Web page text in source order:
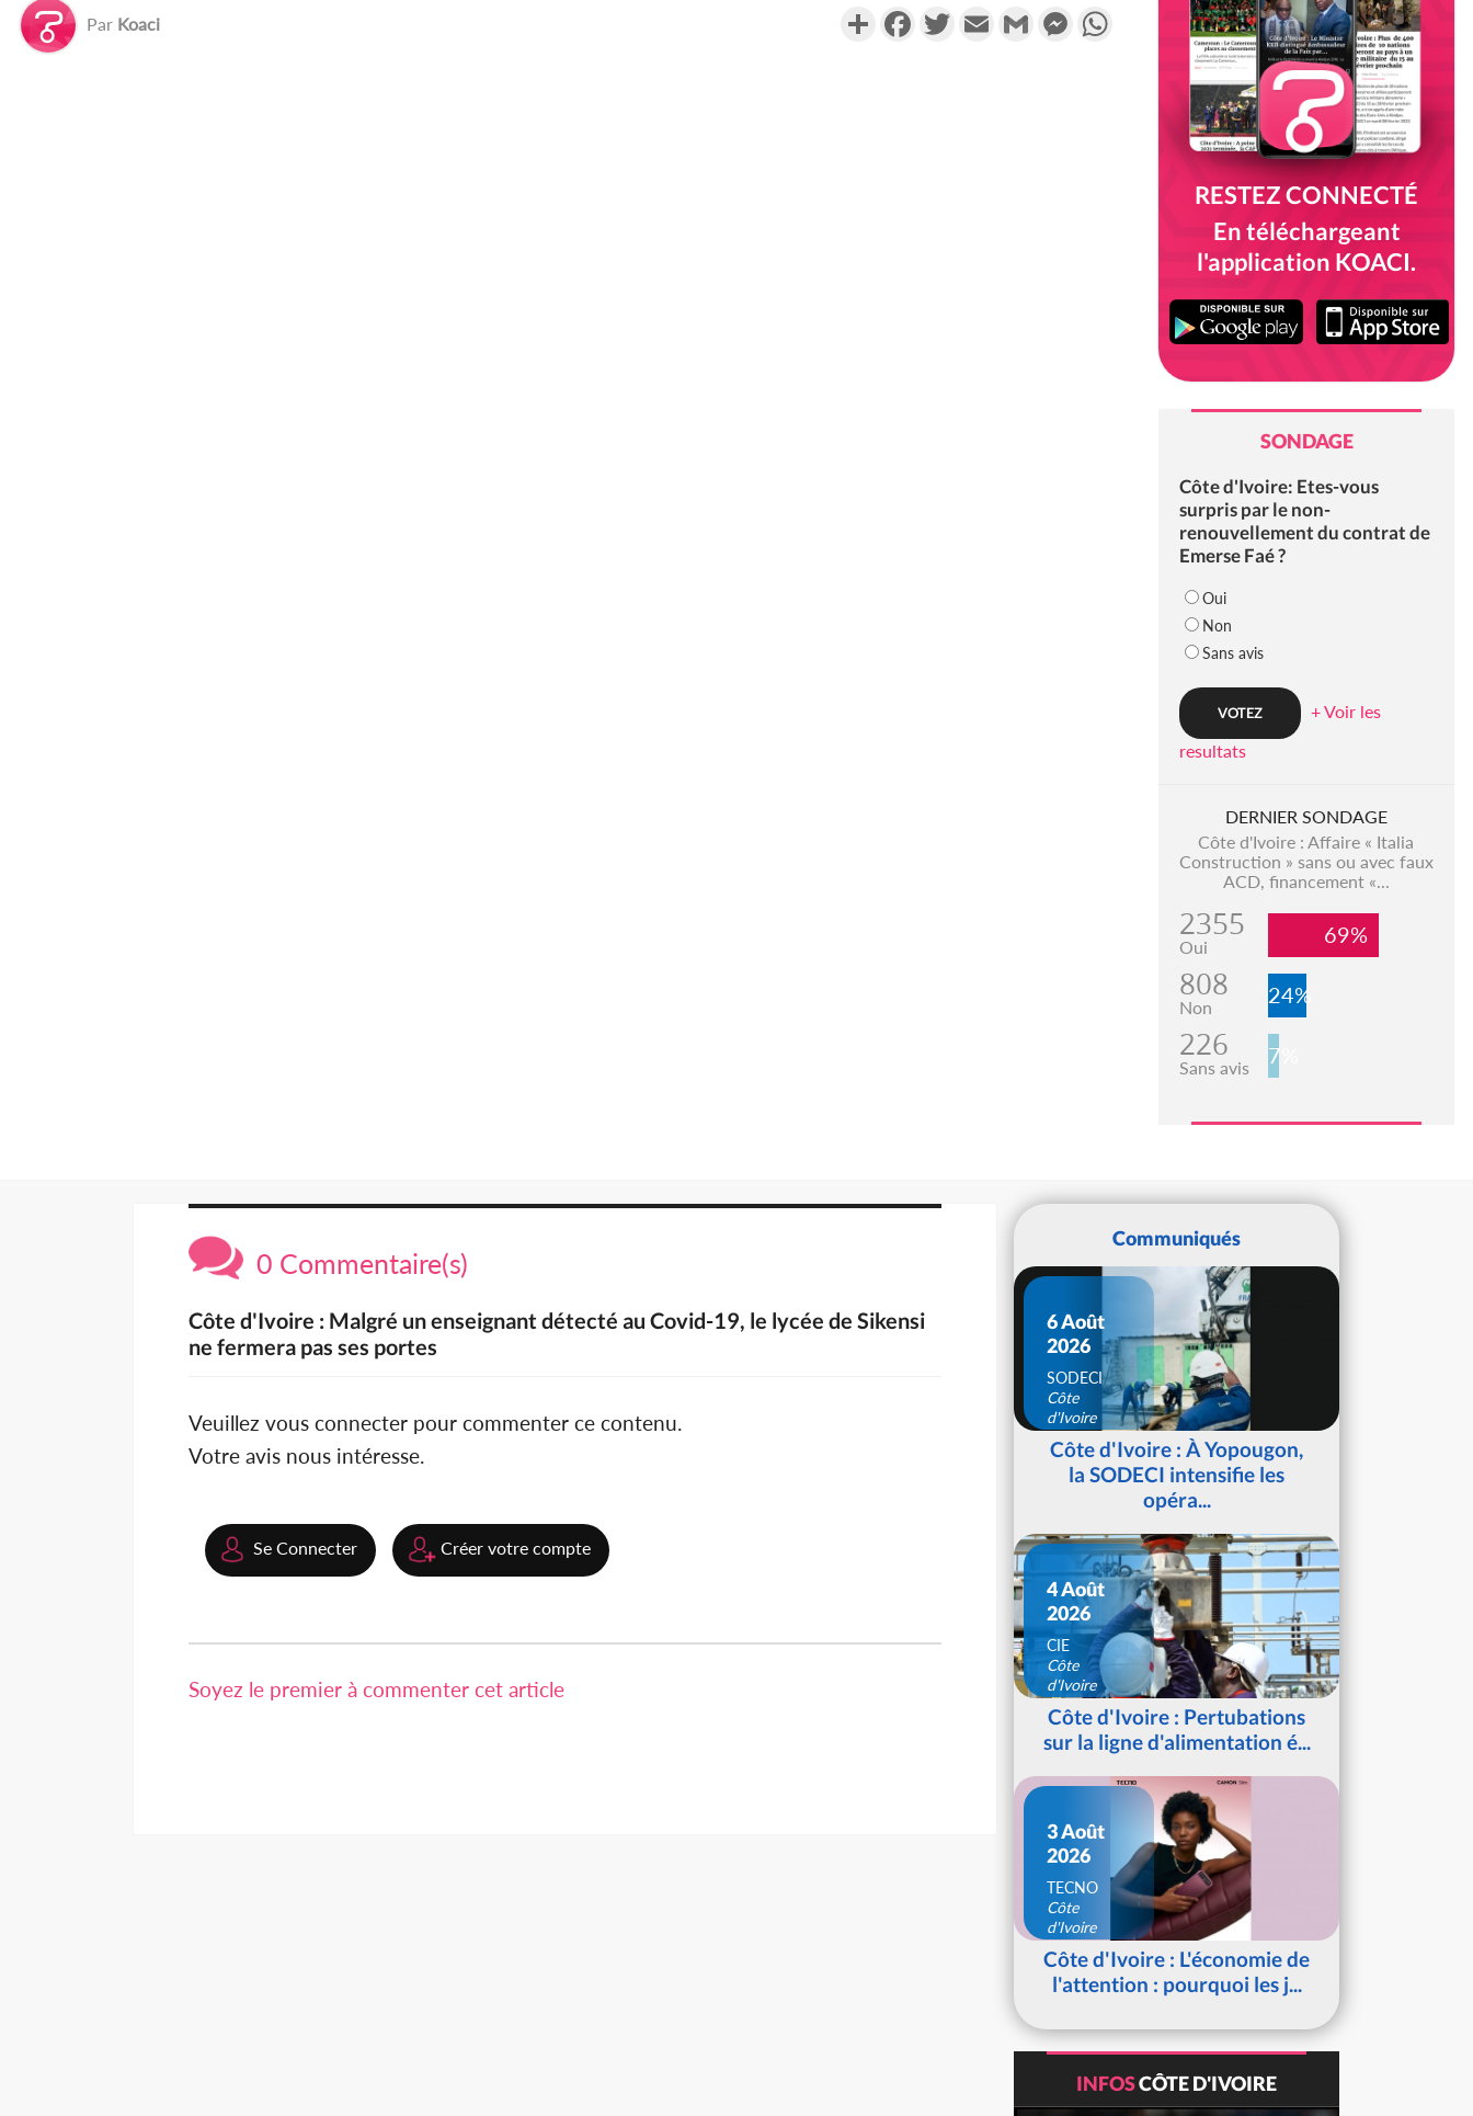
Par Koaci PartagerFacebookTwitterEmail Gmail MessengerWhatsApp
RESTEZ CONNECTÉ
En téléchargeant
l'application KOACI.
SONDAGE
Côte d'Ivoire: Etes-vous
surpris par le non-
renouvellement du contrat de
Emerse Faé ?
Oui
Non
Sans avis
+ Voir les
resultats
DERNIER SONDAGE
Côte d'Ivoire : Affaire « Italia
Construction » sans ou avec faux
ACD, financement «...
2355
Oui 69%
808
Non 24%
226
Sans avis 7%
0 Commentaire(s)
Côte d'Ivoire : Malgré un enseignant détecté au Covid-19, le lycée de Sikensi
ne fermera pas ses portes
Veuillez vous connecter pour commenter ce contenu.
Votre avis nous intéresse.
Se Connecter Créer votre compte
Soyez le premier à commenter cet article
Communiqués
6 Août
2026
SODECI
Côte
d'Ivoire
Côte d'Ivoire : À Yopougon,
la SODECI intensifie les
opéra...
4 Août
2026
CIE
Côte
d'Ivoire
Côte d'Ivoire : Pertubations
sur la ligne d'alimentation é...
3 Août
2026
TECNO
Côte
d'Ivoire
Côte d'Ivoire : L'économie de
l'attention : pourquoi les j...
INFOSCÔTE D'IVOIRE